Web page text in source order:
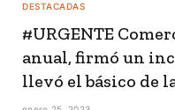
DESTACADAS
#URGENTE
anual, firmó un
llevó el básico de